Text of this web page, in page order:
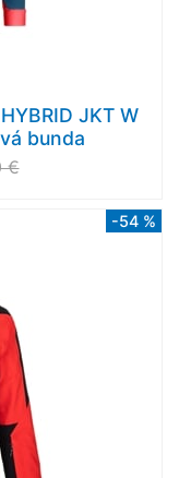
JKT W
bunda
€
-54 %